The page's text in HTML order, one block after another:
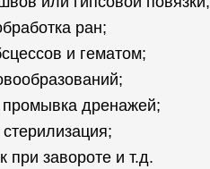
ран;
и гематом;
промывка дренажей;
при завороте и т.д.